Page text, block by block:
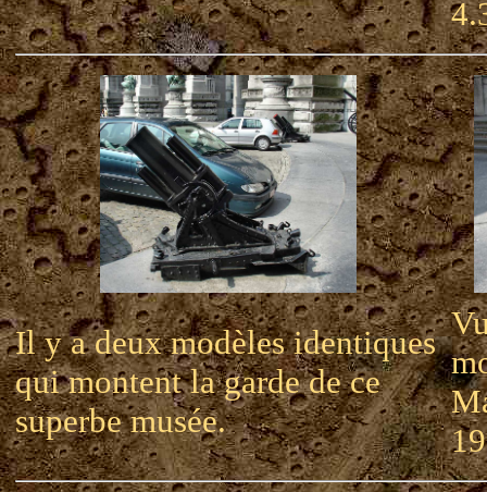
Il y a deux modèles identiques
qui montent la garde de ce
superbe musée.